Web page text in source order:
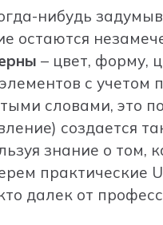
нибудь
остаются
– цвет, форму,
с учетом
словами, это
создается
знание о
практические
далек от